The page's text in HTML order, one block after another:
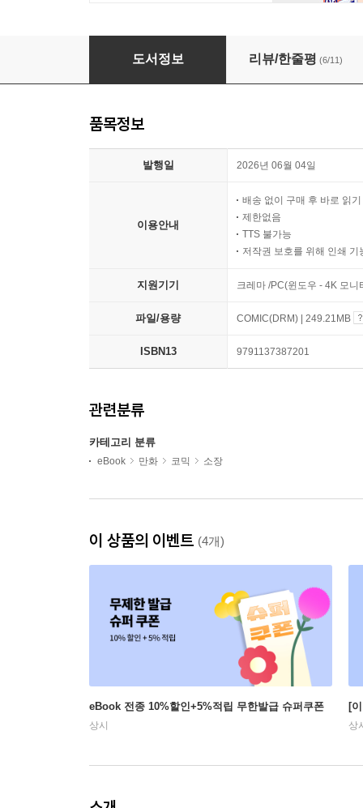
승리의 여신 : 니케 스위트 인카운트
도서정보 리뷰/한줄평 (6/11)
품목정보
발행일 2026년 06월 04일
이용안내
배송 없이 구매 후 바로 읽기
제한없음
TTS 불가능
저작권 보호를 위해 인쇄 기
지원기기 크레마 /PC(윈도우 - 4K 모
파일/용량 COMIC(DRM) | 249.21MB
ISBN13 9791137387201
관련분류
카테고리 분류
eBook 만화 코믹 소장
이 상품의 이벤트 (4개)
eBook 전종 10%할인+5%적립 무한발급 슈퍼쿠폰
상시
[
상